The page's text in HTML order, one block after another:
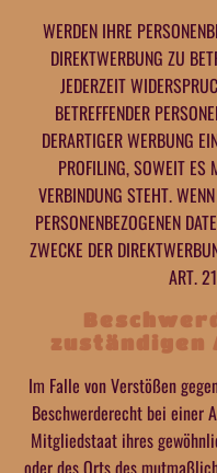
WERDEN IHRE
DIREKTWERBUNG ZU
JEDERZEIT
BETREFFENDER
DERARTIGER WERBUNG
PROFILING, SOWEIT ES
VERBINDUNG STEHT.
PERSONENBEZOGENEN
ZWECKE DER
ART.
zuständigen
Im Falle von Verstößen
Beschwerderecht bei einer
Mitgliedstaat ihres
oder des Orts des